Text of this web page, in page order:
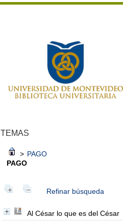
TEMAS
> PAGO
PAGO
Refinar búsqueda
Al César lo que es del César